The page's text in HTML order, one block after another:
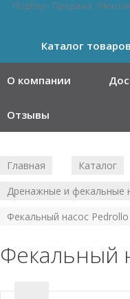
Подбор · Продажа ·
Каталог товаров
О компании
Отзывы
Главная Каталог
Дренажные и фекальные
Фекальный насос
Фекальный